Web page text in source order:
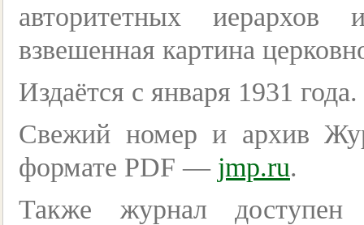
авторитетных
взвешенная картина
Издаётся с января 1931 года.
Свежий номер и архив
формате PDF — jmp.ru.
Также журнал